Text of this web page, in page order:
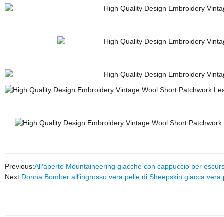
Previous:All′aperto Mountaineering giacche con cappuccio per
Next:Donna Bomber all′ingrosso vera pelle di Sheepskin giacca vera